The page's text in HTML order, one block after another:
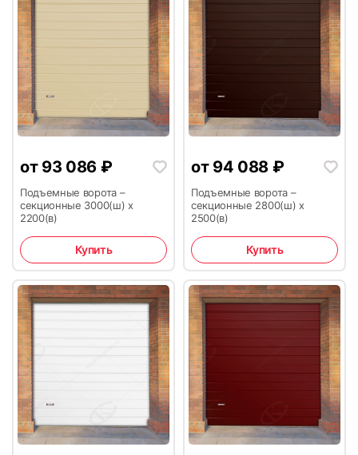
от 93 086 ₽
Подъемные ворота –
секционные 3000(ш) х
2200(в)
Купить
от 94 088 ₽
Подъемные ворота –
секционные 2800(ш) х
2500(в)
Купить